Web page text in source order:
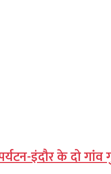
इंदौर के दो